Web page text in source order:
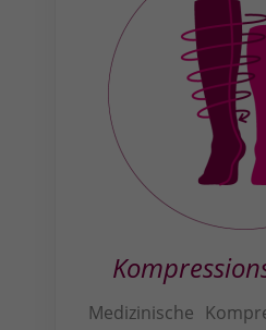
Medizinische